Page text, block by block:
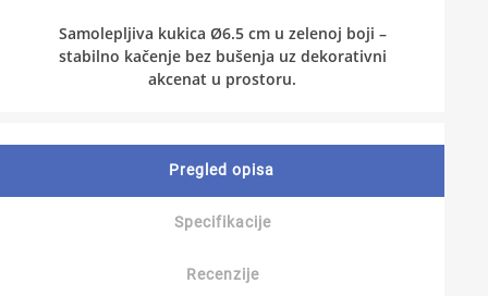
Samolepljiva kukica Ø6.5 cm u zelenoj boji –
stabilno kačenje bez bušenja uz dekorativni
akcenat u prostoru.
Pregled opisa
Specifikacije
Recenzije